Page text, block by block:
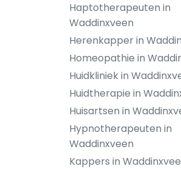
Haptotherapeuten in
Waddinxveen
Herenkapper in
Homeopathie in
Huidkliniek in
Huidtherapie in
Huisartsen in
Hypnotherapeuten in
Waddinxveen
Kappers in